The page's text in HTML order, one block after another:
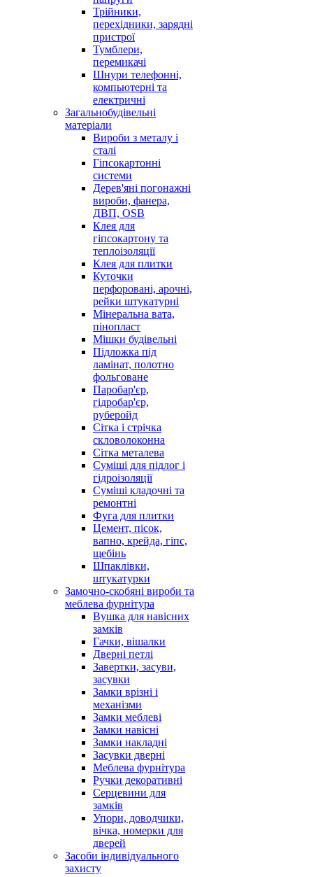
Трійники,
перехідники, зарядні
пристрої
Тумблери,
перемикачі
Шнури телефонні,
компьютерні та
електричні
Загальнобудівельні
матеріали
Вироби з металу і
сталі
Гіпсокартонні
системи
Дерев'яні погонажні
вироби, фанера,
ДВП, OSB
Клея для
гіпсокартону та
теплоізоляції
Клея для плитки
Куточки
перфоровані, арочні,
рейки штукатурні
Мінеральна вата,
пінопласт
Мішки будівельні
Підложка під
ламінат, полотно
фольговане
Паробар'єр,
гідробар'єр,
руберойд
Сітка і стрічка
скловолоконна
Сітка металева
Суміші для підлог і
гідроізоляції
Суміші кладочні та
ремонтні
Фуга для плитки
Цемент, пісок,
вапно, крейда, гіпс,
щебінь
Шпаклівки,
штукатурки
Замочно-скобяні вироби та
меблева фурнітура
Вушка для навісних
замків
Гачки, вішалки
Дверні петлі
Завертки, засуви,
засувки
Замки врізні і
механізми
Замки меблеві
Замки навісні
Замки накладні
Засувки дверні
Меблева фурнітура
Ручки декоративні
Серцевини для
замків
Упори, доводчики,
вічка, номерки для
дверей
Засоби індивідуального
захисту